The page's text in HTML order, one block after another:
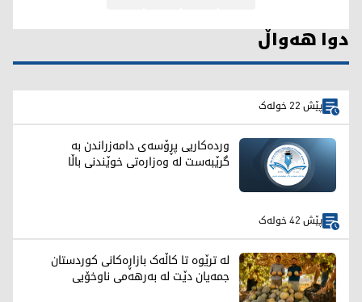
دوا هەواڵ
پێش 22 خولەک
وردەکاریی پڕۆسەی دامەزراندن بە
گرێبەست لە وەزارەتی خوێندنی باڵا
پێش 42 خولەک
لە ترێوە تا کاڵەک بازاڕەکانی کوردستان
جمەیان دێت لە بەرهەمی ناوخۆیی